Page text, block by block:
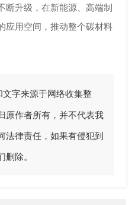
断升级，在新能源、高端制
应用空间，推动整个碳材料
字来源于网络收集整
原作者所有，并不代表我
法律责任，如果有侵犯到
除。